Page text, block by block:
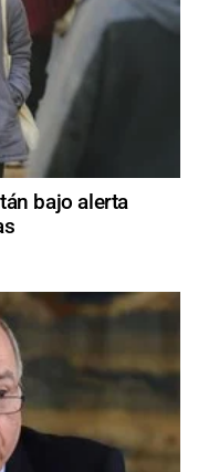
bajo alerta